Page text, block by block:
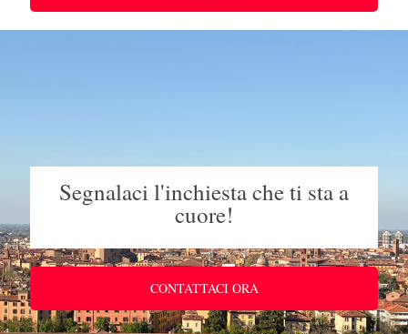
Segnalaci l'inchiesta che ti sta a
cuore!
CONTATTACI ORA